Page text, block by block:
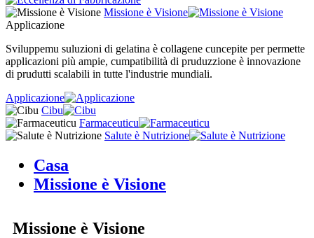
Missione è Visione
Applicazione
Sviluppemu suluzioni di gelatina è collagene cuncepite per permette
applicazioni più ampie, cumpatibilità di pruduzzione è innovazione
di prudutti scalabili in tutte l'industrie mundiali.
Applicazione
Cibu
Farmaceuticu
Salute è Nutrizione
Casa
Missione è Visione
Missione è Visione